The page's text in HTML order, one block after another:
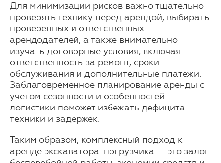
Для минимизации рисков важно тщательно
проверять технику перед арендой, выбирать
проверенных и ответственных
арендодателей, а также внимательно
изучать договорные условия, включая
ответственность за ремонт, сроки
обслуживания и дополнительные платежи.
Заблаговременное планирование аренды с
учётом сезонности и особенностей
логистики поможет избежать дефицита
техники и задержек.
Таким образом, комплексный подход к
аренде экскаватора-погрузчика — это залог